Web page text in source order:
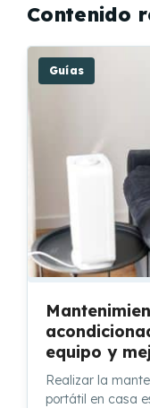
Contenido
Guías
equipo y
Realizar la
portátil en casa